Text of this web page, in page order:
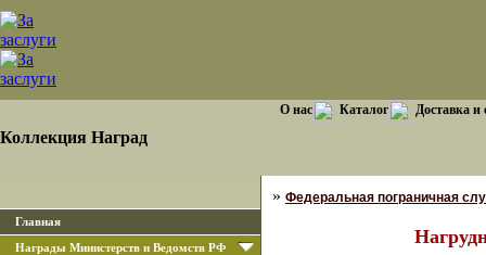
Коллекция Наград
О нас Каталог Доставка и
Главная
Награды Министерств и Ведомств РФ
» Федеральная пограничная